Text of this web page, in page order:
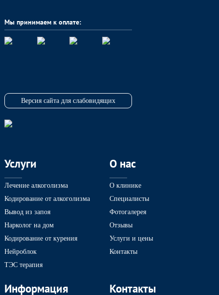
Мы принимаем к оплате:
Версия сайта для слабовидящих
Услуги
Лечение алкоголизма
Кодирование от алкоголизма
Вывод из запоя
Нарколог на дом
Кодирование от курения
Нейроблок
ТЭС терапия
О нас
О клинике
Специалисты
Фотогалерея
Отзывы
Услуги и цены
Контакты
Информация Контакты